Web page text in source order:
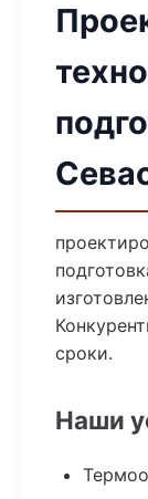
сроки.
Наши